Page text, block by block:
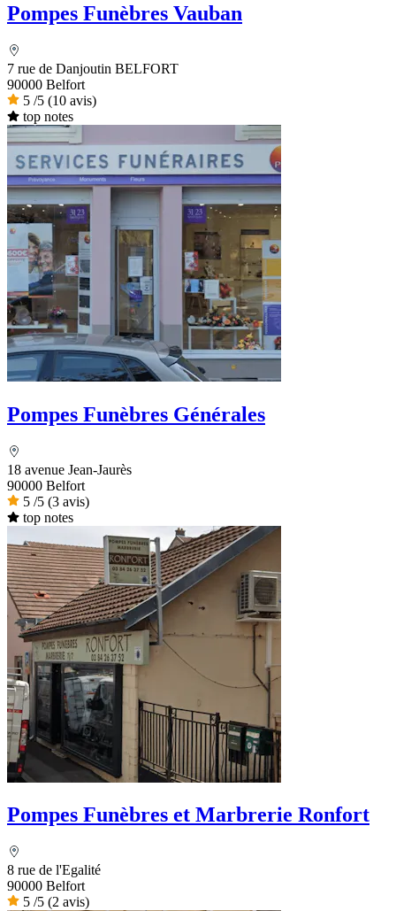
Pompes Funèbres Vauban
7 rue de Danjoutin BELFORT
90000 Belfort
5 /5 (10 avis)
top notes
Pompes Funèbres Générales
18 avenue Jean-Jaurès
90000 Belfort
5 /5 (3 avis)
top notes
Pompes Funèbres et Marbrerie Ronfort
8 rue de l'Egalité
90000 Belfort
5 /5 (2 avis)